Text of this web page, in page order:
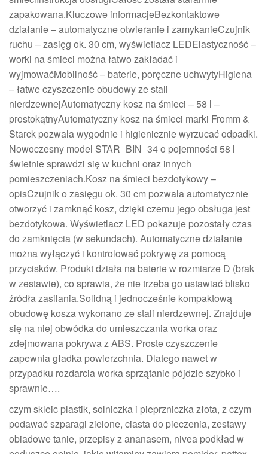
zapakowana.Kluczowe informacjeBezkontaktowe
działanie – automatyczne otwieranie i zamykanieCzujnik
ruchu – zasięg ok. 30 cm, wyświetlacz LEDElastyczność –
worki na śmieci można łatwo zakładać i
wyjmowaćMobilność – baterie, poręczne uchwytyHigiena
– łatwe czyszczenie obudowy ze stali
nierdzewnejAutomatyczny kosz na śmieci – 58 l –
prostokątnyAutomatyczny kosz na śmieci marki Fromm &
Starck pozwala wygodnie i higienicznie wyrzucać odpadki.
Nowoczesny model STAR_BIN_34 o pojemności 58 l
świetnie sprawdzi się w kuchni oraz innych
pomieszczeniach.Kosz na śmieci bezdotykowy –
opisCzujnik o zasięgu ok. 30 cm pozwala automatycznie
otworzyć i zamknąć kosz, dzięki czemu jego obsługa jest
bezdotykowa. Wyświetlacz LED pokazuje pozostały czas
do zamknięcia (w sekundach). Automatyczne działanie
można wyłączyć i kontrolować pokrywę za pomocą
przycisków. Produkt działa na baterie w rozmiarze D (brak
w zestawie), co sprawia, że nie trzeba go ustawiać blisko
źródła zasilania.Solidną i jednocześnie kompaktową
obudowę kosza wykonano ze stali nierdzewnej. Znajduje
się na niej obwódka do umieszczania worka oraz
zdejmowana pokrywa z ABS. Proste czyszczenie
zapewnia gładka powierzchnia. Dlatego nawet w
przypadku rozdarcia worka sprzątanie pójdzie szybko i
sprawnie….
czym skleic plastik, solniczka i pieprzniczka złota, z czym
podawać szparagi zielone, ciasta do pieczenia, zestawy
obiadowe tanie, przepisy z ananasem, nivea podkład w